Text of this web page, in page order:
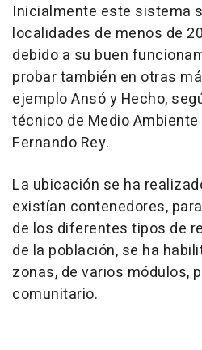
Inicialmente este sistema
localidades de menos de
debido a su buen
probar también en otras
ejemplo Ansó y Hecho,
técnico de Medio
Fernando Rey.
La ubicación se ha
existían contenedores,
de los diferentes tipos de
de la población, se ha
zonas, de varios módulos,
comunitario.